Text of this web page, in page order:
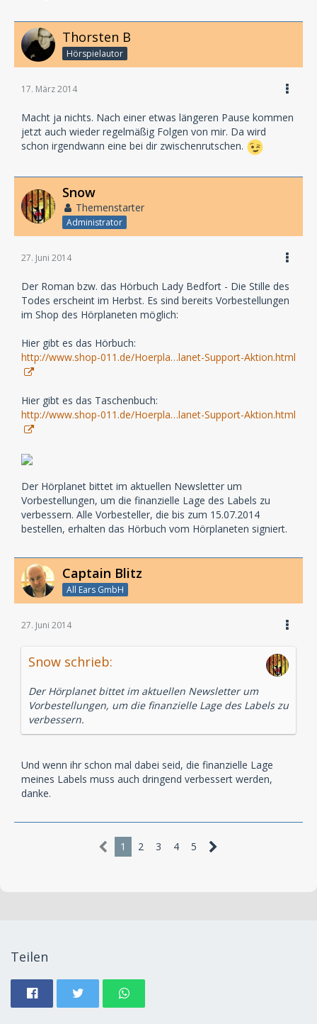
Thorsten B
Hörspielautor
17. März 2014
Macht ja nichts. Nach einer etwas längeren Pause kommen
jetzt auch wieder regelmäßig Folgen von mir. Da wird
schon irgendwann eine bei dir zwischenrutschen.
Snow
Themenstarter
Administrator
27. Juni 2014
Der Roman bzw. das Hörbuch Lady Bedfort - Die Stille des
Todes erscheint im Herbst. Es sind bereits Vorbestellungen
im Shop des Hörplaneten möglich:
Hier gibt es das Hörbuch:
http://www.shop-011.de/Hoerpla…lanet-Support-Aktion.html
Hier gibt es das Taschenbuch:
http://www.shop-011.de/Hoerpla…lanet-Support-Aktion.html
Der Hörplanet bittet im aktuellen Newsletter um
Vorbestellungen, um die finanzielle Lage des Labels zu
verbessern. Alle Vorbesteller, die bis zum 15.07.2014
bestellen, erhalten das Hörbuch vom Hörplaneten signiert.
Captain Blitz
All Ears GmbH
27. Juni 2014
Snow schrieb:
Der Hörplanet bittet im aktuellen Newsletter um
Vorbestellungen, um die finanzielle Lage des Labels zu
verbessern.
Und wenn ihr schon mal dabei seid, die finanzielle Lage
meines Labels muss auch dringend verbessert werden,
danke.
1 2 3 4 5
Teilen